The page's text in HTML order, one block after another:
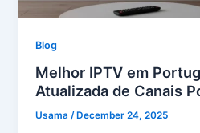
Blog
Melhor IPTV em
Atualizada de Canais
Usama/ December 24, 2025